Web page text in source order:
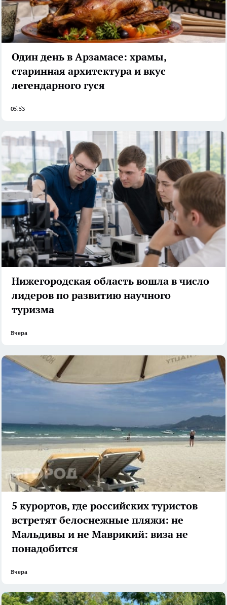
Один день в Арзамасе: храмы,
старинная архитектура и вкус
легендарного гуся
05:53
Нижегородская область вошла в число
лидеров по развитию научного
туризма
Вчера
5 курортов, где российских туристов
встретят белоснежные пляжи: не
Мальдивы и не Маврикий: виза не
понадобится
Вчера